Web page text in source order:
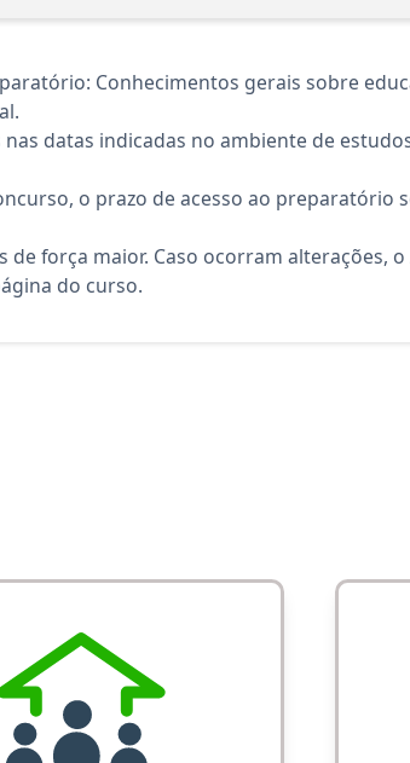
Conhecimentos gerais sobre
datas indicadas no ambiente de
o prazo de acesso ao preparatório
força maior. Caso ocorram alterações, o
do curso.